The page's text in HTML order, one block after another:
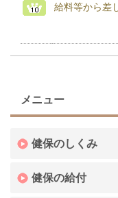
給料等から差
メニュー
健保のしくみ
健保の給付